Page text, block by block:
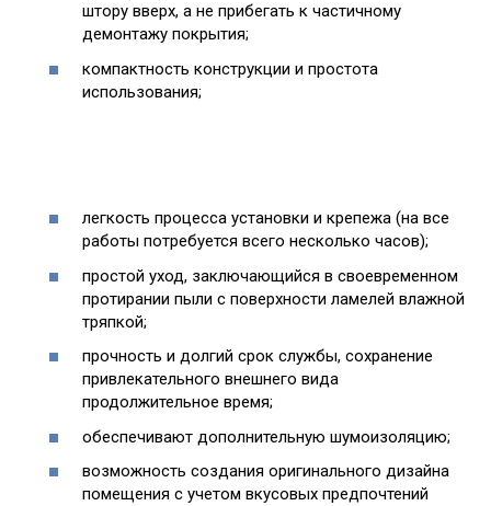
штору вверх, а не прибегать к частичному
демонтажу покрытия;
компактность конструкции и простота
использования;
легкость процесса установки и крепежа (на все
работы потребуется всего несколько часов);
простой уход, заключающийся в своевременном
протирании пыли с поверхности ламелей влажной
тряпкой;
прочность и долгий срок службы, сохранение
привлекательного внешнего вида
продолжительное время;
обеспечивают дополнительную шумоизоляцию;
возможность создания оригинального дизайна
помещения с учетом вкусовых предпочтений